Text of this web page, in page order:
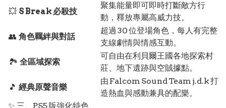
💥 S Break 必殺技
聚集能量即可即時打斷敵方行
動，釋放專屬高威力技。
👥 角色羈絆與對話
超過 30 位登場角色，每人有完整
支線劇情與情感互動。
🏞️ 全區域探索
可自由在利貝爾王國各地探索村
莊、地下遺跡與空賊據點。
🎵 經典原聲音樂
由 Falcom Sound Team j.d.k 打
造熱血與感動兼具的配樂。
✨ 三、PS5 版強化特色